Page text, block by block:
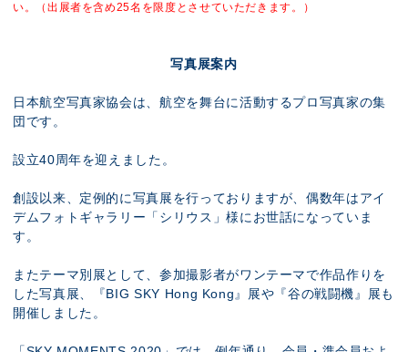
い。
（出展者を含め25名を限度とさせていただきます。）
写真展案内
日本航空写真家協会は、航空を舞台に活動するプロ写真家の集
団です。
設立40周年を迎えました。
創設以来、定例的に写真展を行っておりますが、偶数年はアイ
デムフォトギャラリー「シリウス」様にお世話になっていま
す。
またテーマ別展として、参加撮影者がワンテーマで作品作りを
した写真展、『BIG SKY Hong Kong』展や『谷の戦闘機』展も
開催しました。